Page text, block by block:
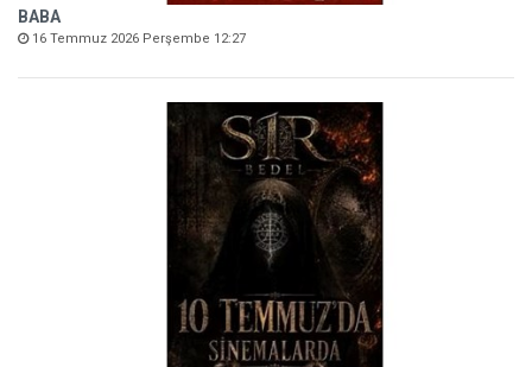
BABA
16 Temmuz 2026 Perşembe 12:27